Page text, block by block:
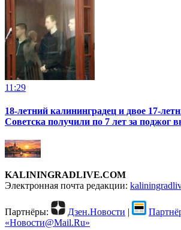
11:29
18-летний калининградец и двое 17-
Советска получили по 7 лет за поджог
KALININGRADLIVE.COM
Электронная почта редакции:
Партнёры: Дзен.Новости |
«Новости@Mail.Ru»